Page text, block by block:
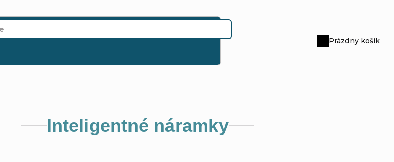
Nákupný
Prázdny košík
Inteligentné náramky